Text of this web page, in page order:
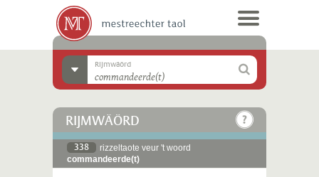
Rijmwäörd
RIJMWÄÖRD
338
rizzeltaote veur 't woord
commandeerde(t)